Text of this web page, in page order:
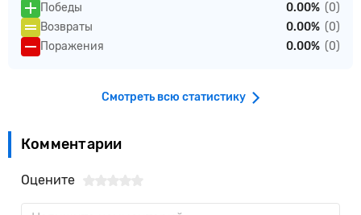
Победы 0.00% (0)
Возвраты
0.00% (0)
Поражения
0.00% (0)
Смотреть всю статистику
Комментарии
Оцените